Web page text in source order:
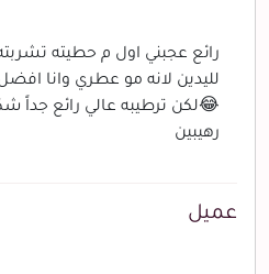
رائع عجبني اول م حطيته
لليدين لانه مو عطري وانا افضل
😂لكن ترطيبه عالي رائع جداً
رهيبين
عميل